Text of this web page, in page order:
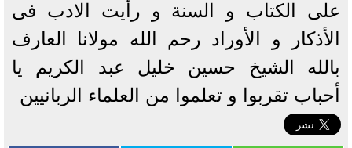
على الكتاب و السنة و رأيت الادب فى
الأذكار و الأوراد رحم الله مولانا العارف
بالله الشيخ حسين خليل عبد الكريم يا
أحباب تقربوا و تعلموا من العلماء الربانيين